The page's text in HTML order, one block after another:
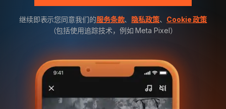
继续即表示您同意我们的服务条款、 隐私政策、 Cookie 政策
（包括使用追踪技术，例如 Meta Pixel）